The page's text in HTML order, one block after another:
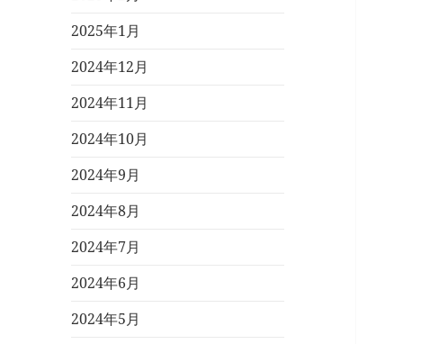
2025年1月
2024年12月
2024年11月
2024年10月
2024年9月
2024年8月
2024年7月
2024年6月
2024年5月